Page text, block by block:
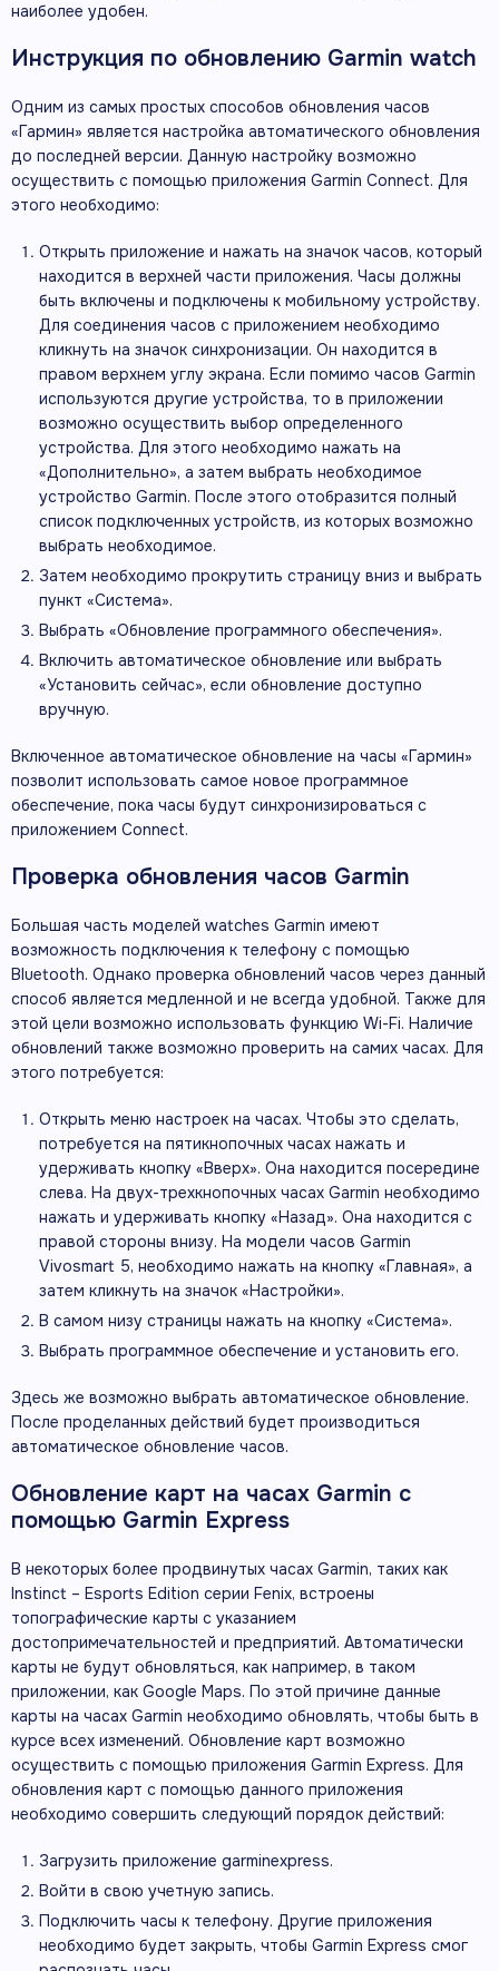
наиболее удобен.
Инструкция по обновлению Garmin watch
Одним из самых простых способов обновления часов
«Гармин» является настройка автоматического обновления
до последней версии. Данную настройку возможно
осуществить с помощью приложения Garmin Connect. Для
этого необходимо:
Открыть приложение и нажать на значок часов, который
находится в верхней части приложения. Часы должны
быть включены и подключены к мобильному устройству.
Для соединения часов с приложением необходимо
кликнуть на значок синхронизации. Он находится в
правом верхнем углу экрана. Если помимо часов Garmin
используются другие устройства, то в приложении
возможно осуществить выбор определенного
устройства. Для этого необходимо нажать на
«Дополнительно», а затем выбрать необходимое
устройство Garmin. После этого отобразится полный
список подключенных устройств, из которых возможно
выбрать необходимое.
Затем необходимо прокрутить страницу вниз и выбрать
пункт «Система».
Выбрать «Обновление программного обеспечения».
Включить автоматическое обновление или выбрать
«Установить сейчас», если обновление доступно
вручную.
Включенное автоматическое обновление на часы «Гармин»
позволит использовать самое новое программное
обеспечение, пока часы будут синхронизироваться с
приложением Connect.
Проверка обновления часов Garmin
Большая часть моделей watches Garmin имеют
возможность подключения к телефону с помощью
Bluetooth. Однако проверка обновлений часов через данный
способ является медленной и не всегда удобной. Также для
этой цели возможно использовать функцию Wi-Fi. Наличие
обновлений также возможно проверить на самих часах. Для
этого потребуется:
Открыть меню настроек на часах. Чтобы это сделать,
потребуется на пятикнопочных часах нажать и
удерживать кнопку «Вверх». Она находится посередине
слева. На двух-трехкнопочных часах Garmin необходимо
нажать и удерживать кнопку «Назад». Она находится с
правой стороны внизу. На модели часов Garmin
Vivosmart 5, необходимо нажать на кнопку «Главная», а
затем кликнуть на значок «Настройки».
В самом низу страницы нажать на кнопку «Система».
Выбрать программное обеспечение и установить его.
Здесь же возможно выбрать автоматическое обновление.
После проделанных действий будет производиться
автоматическое обновление часов.
Обновление карт на часах Garmin с
помощью Garmin Express
В некоторых более продвинутых часах Garmin, таких как
Instinct – Esports Edition серии Fenix, встроены
топографические карты с указанием
достопримечательностей и предприятий. Автоматически
карты не будут обновляться, как например, в таком
приложении, как Google Maps. По этой причине данные
карты на часах Garmin необходимо обновлять, чтобы быть в
курсе всех изменений. Обновление карт возможно
осуществить с помощью приложения Garmin Express. Для
обновления карт с помощью данного приложения
необходимо совершить следующий порядок действий:
Загрузить приложение garminexpress.
Войти в свою учетную запись.
Подключить часы к телефону. Другие приложения
необходимо будет закрыть, чтобы Garmin Express смог